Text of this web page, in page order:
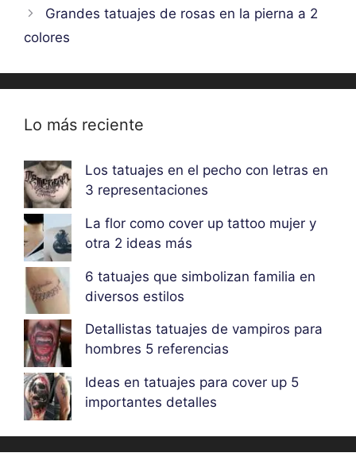
Grandes tatuajes de rosas en la pierna a 2
colores
Lo más reciente
Los tatuajes en el pecho con letras en
3 representaciones
La flor como cover up tattoo mujer y
otra 2 ideas más
6 tatuajes que simbolizan familia en
diversos estilos
Detallistas tatuajes de vampiros para
hombres 5 referencias
Ideas en tatuajes para cover up 5
importantes detalles